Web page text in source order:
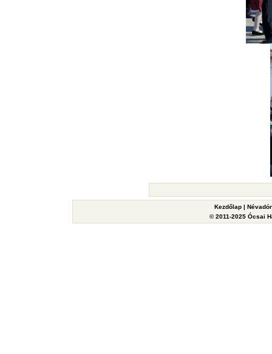
Kezdőlap |
© 2011-2025 Ócsai